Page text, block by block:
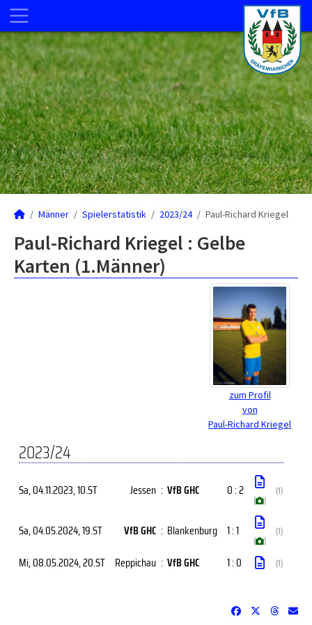
Männer Spielerstatistik 2023/24 Paul-Richard Kriegel
Paul-Richard Kriegel : Gelbe
Karten (1.Männer)
zum Profil
von
Paul-Richard Kriegel
2023/24
Sa, 04.11.2023, 10.ST Jessen : VfB GHC 0 : 2
( )
(1)
Sa, 04.05.2024, 19.ST VfB GHC : Blankenburg 1 : 1
( )
(1)
Mi, 08.05.2024, 20.ST Reppichau : VfB GHC 1 : 0 (1)